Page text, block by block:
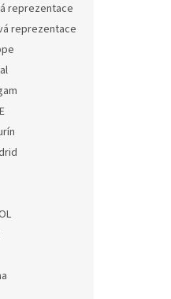
reprezentace
reprezentace